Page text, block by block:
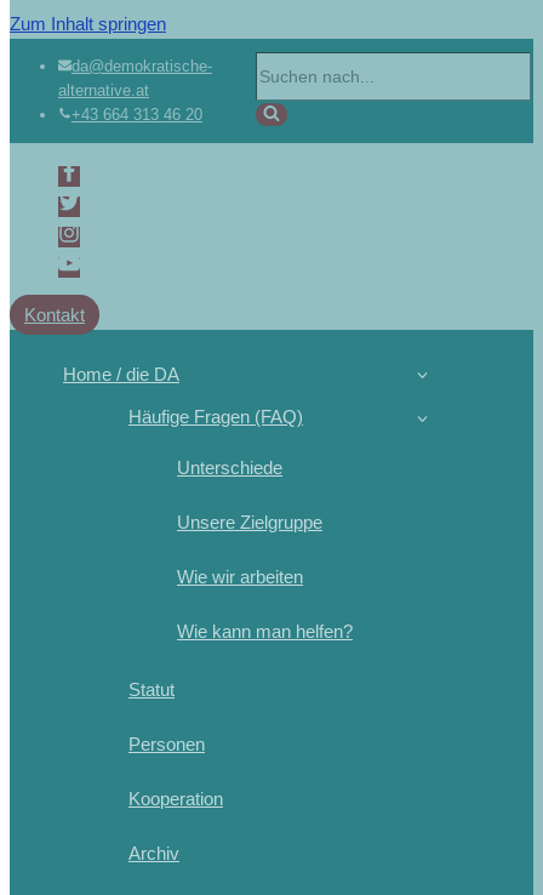
Zum Inhalt springen
da@demokratische-
alternative.at
+43 664 313 46 20
Kontakt
Home / die DA
Häufige Fragen (FAQ)
Unterschiede
Unsere Zielgruppe
Wie wir arbeiten
Wie kann man helfen?
Statut
Personen
Kooperation
Archiv